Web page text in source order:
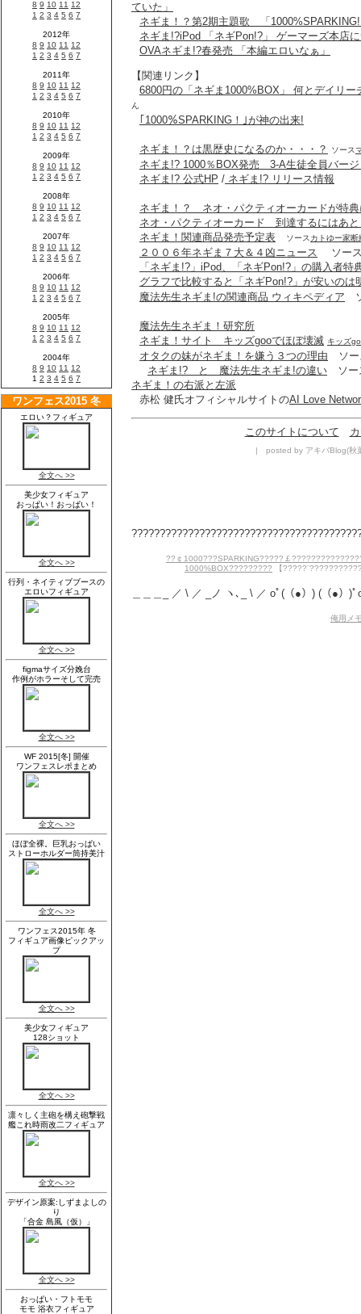
ていた」
ネギま！？第2期主題歌 「
ネギま!?iPod 「ネギPon!?」 ゲーマーズ本店
OVAネギま!?春発売 「本編エロいなぁ」
【関連リンク】
6800円の「ネギま1000%BOX」 何とデイリー
ん
｢1000％SPARKING！｣が神の出来!
ネギま！？は黒歴史になるのか・・・？ ソース
ネギま!? 1000％BOX発売 3-A生徒全員バー
ネギま!? 公式HP / ネギま!? リリース情報
ネギま！？ ネオ・パクティオーカードが特
ネオ・パクティオーカード 到達するにはあ
ネギま！関連商品発売予定表
ソース カトゆー家断
２００６年ネギま７大＆４凶ニュース ソー
「ネギま!?」iPod、「ネギPon!?」の購入者特
グラフで比較すると「ネギPon!?」が安いのは
魔法先生ネギま!の関連商品 ウィキペディア
魔法先生ネギま！研究所
ネギま！サイト キッズgooでほぼ壊滅 キッズ
オタクの妹がネギま！を嫌う３つの理由 ソー
ネギま!? と 魔法先生ネギま!の違い ソー
ネギま！の右派と左派
赤松 健氏オフィシャルサイトのAI Love
このサイトについて
| posted by アキバBlog(秋
??￠1000???SPARKING?????￡
1000%BOX????????? 【
＿＿＿_ ／ \ ／ _ノ ヽ､_ \ ／ oﾟ(（●）) (（●）)
俺用メ